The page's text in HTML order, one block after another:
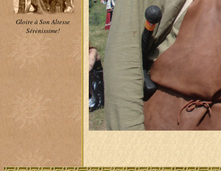
Gloire à Son Altesse
Sérénissime!